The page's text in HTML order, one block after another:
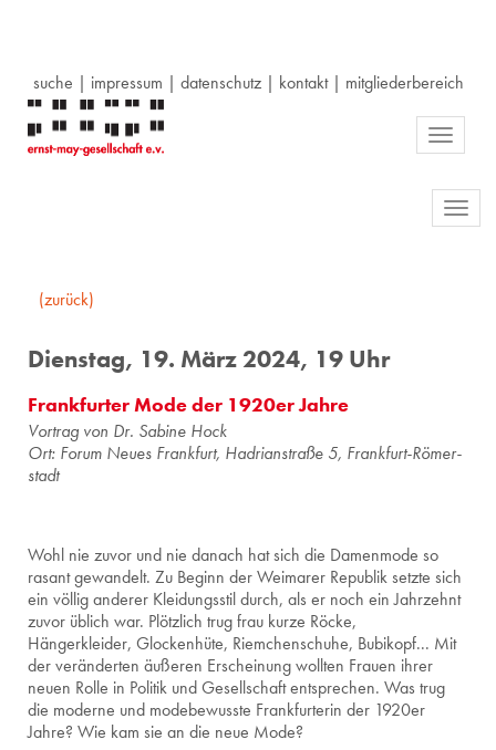
suche | impressum | datenschutz| kontakt| mitgliederbereich
Toggle
(zurück)
Dienstag, 19. März 2024, 19 Uhr
Frankfurter Mode der 1920er Jahre
Vor­trag von Dr. Sa­bi­ne Hock
Ort: Forum Neues Frank­furt, Ha­dri­an­stra­ße 5, Frank­furt-Rö­mer­
stadt
Wohl nie zuvor und nie danach hat sich die Damenmode so
rasant gewandelt. Zu Beginn der Weimarer Republik setzte sich
ein völlig anderer Kleidungsstil durch, als er noch ein Jahrzehnt
zuvor üblich war. Plötzlich trug frau kurze Röcke,
Hängerkleider, Glockenhüte, Riemchenschuhe, Bubikopf... Mit
der veränderten äußeren Erscheinung wollten Frauen ihrer
neuen Rolle in Politik und Gesellschaft entsprechen. Was trug
die moderne und modebewusste Frankfurterin der 1920er
Jahre? Wie kam sie an die neue Mode?